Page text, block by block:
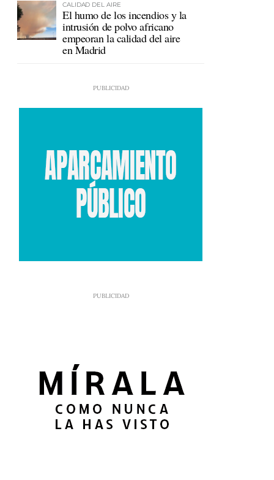
CALIDAD DEL AIRE
El humo de los incendios y la
intrusión de polvo africano
empeoran la calidad del aire
en Madrid